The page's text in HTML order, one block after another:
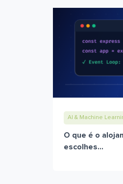
AI & Machine
O que é o
escolhes...